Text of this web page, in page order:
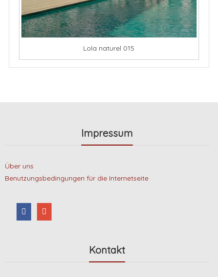
Lola naturel 015
Impressum
Über uns
Benutzungsbedingungen für die Internetseite
Kontakt